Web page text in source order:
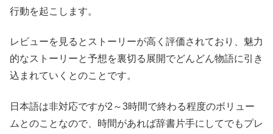
行動を起こします。
レビューを見るとストーリーが高く評価されており、魅力
的なストーリーと予想を裏切る展開でどんどん物語に引き
込まれていくとのことです。
日本語は非対応ですが2～3時間で終わる程度のボリュー
ムとのことなので、時間があれば辞書片手にしてでもプレ